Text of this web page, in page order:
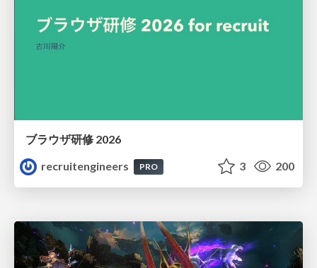
ブラウザ研修 2026
recruitengineers
PRO 3 200